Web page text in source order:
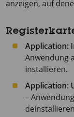
anzeigen, auf
Application:
Anwendung
installieren.
Application:
–